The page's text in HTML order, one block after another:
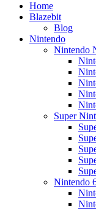
Home
Blazebit
Blog
Nintendo
Nintendo
Super
Nintendo